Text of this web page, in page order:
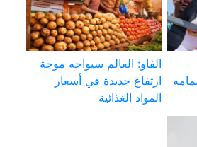
الفاو: العالم سيواجه موجة
ارتفاع جديدة في أسعار
المواد الغذائية